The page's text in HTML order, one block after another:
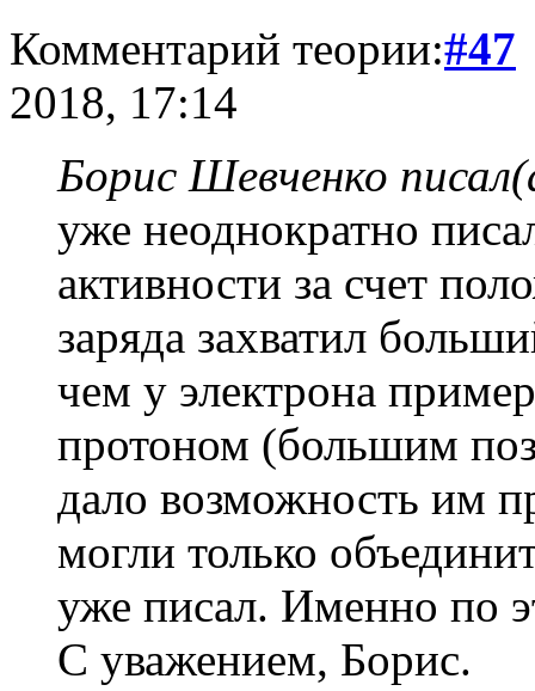
Комментарий теории:#47
2018, 17:14
Борис Шевченко
уже неоднократно
активности за счет
заряда захватил
чем у электрона
протоном (большим
дало возможность им
могли только
уже писал. Именно по
С уважением, Борис.